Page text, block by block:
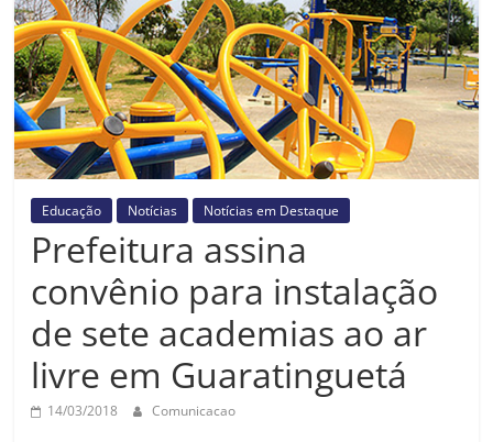
Prefeitura
Estância
Turística
Guaratinguetá
Educação Notícias Notícias em Destaque
Prefeitura assina
convênio para instalação
de sete academias ao ar
livre em Guaratinguetá
14/03/2018 Comunicacao